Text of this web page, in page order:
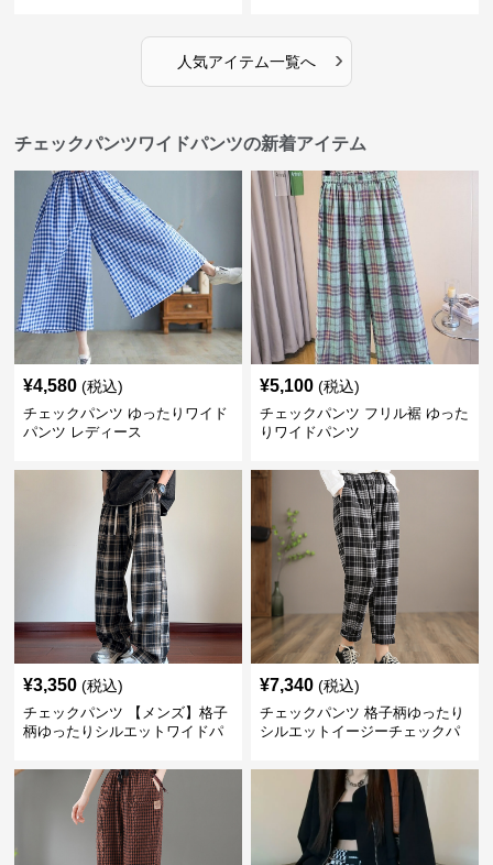
人気アイテム一覧へ ›
チェックパンツワイドパンツの新着アイテム
¥4,580 (税込)
チェックパンツ ゆったりワイド
パンツ レディース
¥5,100 (税込)
チェックパンツ フリル裾 ゆった
りワイドパンツ
¥3,350 (税込)
チェックパンツ 【メンズ】格子
柄ゆったりシルエットワイドパ
¥7,340 (税込)
チェックパンツ 格子柄ゆったり
シルエットイージーチェックパ